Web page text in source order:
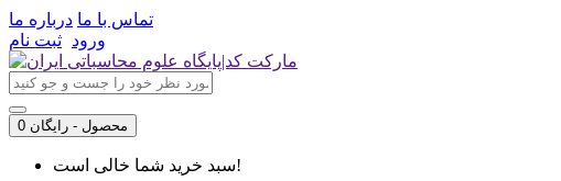
تماس با ما درباره ما
ورود ثبت نام
0 محصول - رایگان
سبد خرید شما خالی است!